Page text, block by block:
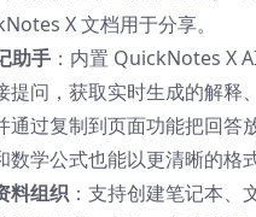
X 文档用于分享。
助手 ：内置 QuickNotes X
提问，获取实时生成的解释
通过复制到页面功能把回答
数学公式也能以更清晰的格
料组织 ：支持创建笔记本、